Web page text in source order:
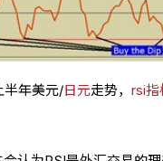
半年美元/日元走势，rsi指